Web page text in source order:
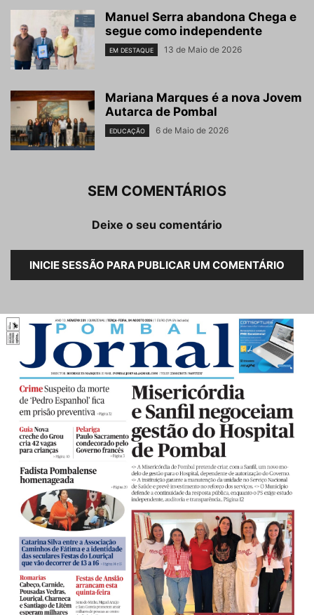
Manuel Serra abandona Chega e
segue como independente
EM DESTAQUE 13 de Maio de 2026
Mariana Marques é a nova Jovem
Autarca de Pombal
EDUCAÇÃO 6 de Maio de 2026
SEM COMENTÁRIOS
Deixe o seu comentário
INICIE SESSÃO PARA PUBLICAR UM COMENTÁRIO